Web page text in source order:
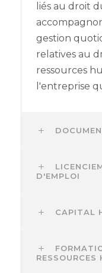
liés au droit
gestion
relatives au
ressources
l'entreprise
D'EMPLOI
CAPITAL
RESSOURCES